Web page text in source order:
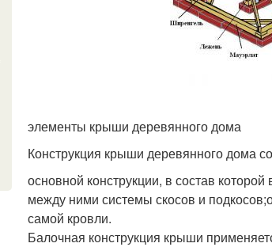
элементы крыши деревянного дома
Конструкция крыши деревянного дома
основной конструкции, в состав
между ними системы скосов и
самой кровли.
Балочная конструкция крыши